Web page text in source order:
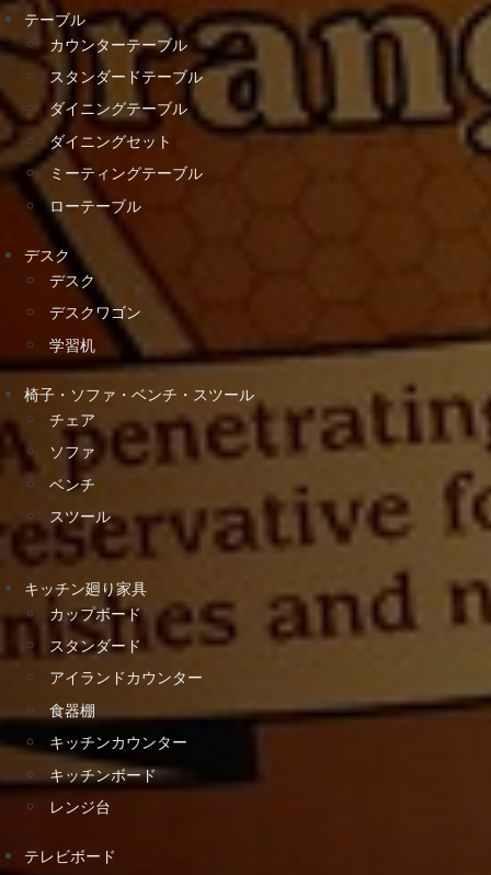
テーブル
カウンターテーブル
スタンダードテーブル
ダイニングテーブル
ダイニングセット
ミーティングテーブル
ローテーブル
デスク
デスク
デスクワゴン
学習机
椅子・ソファ・ベンチ・スツール
チェア
ソファ
ベンチ
スツール
キッチン廻り家具
カップボード
スタンダード
アイランドカウンター
食器棚
キッチンカウンター
キッチンボード
レンジ台
テレビボード